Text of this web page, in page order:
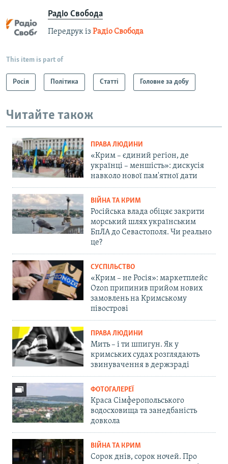
Радіо Свобода
Передрук із Радіо Свобода
This item is part of
Росія Політика Статті Головне за добу
Читайте також
ПРАВА ЛЮДИНИ
«Крим – єдиний регіон, де
українці – меншість»: дискусія
навколо нової пам'ятної дати
ВІЙНА ТА КРИМ
Російська влада обіцяє закрити
морський шлях українським
БпЛА до Севастополя. Чи реально
це?
СУСПІЛЬСТВО
«Крим – не Росія»: маркетплейс
Ozon припинив прийом нових
замовлень на Кримському
півострові
ПРАВА ЛЮДИНИ
Мить – і ти шпигун. Як у
кримських судах розглядають
звинувачення в держзраді
ФОТОГАЛЕРЕЇ
Краса Сімферопольського
водосховища та занедбаність
довкола
ВІЙНА ТА КРИМ
Сорок днів, сорок ночей. Про